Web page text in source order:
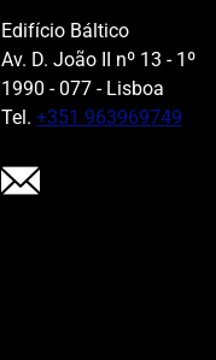
Edifício Báltico
Av. D. João II nº 13 - 1º
1990 - 077 - Lisboa
Tel. +351 963969749